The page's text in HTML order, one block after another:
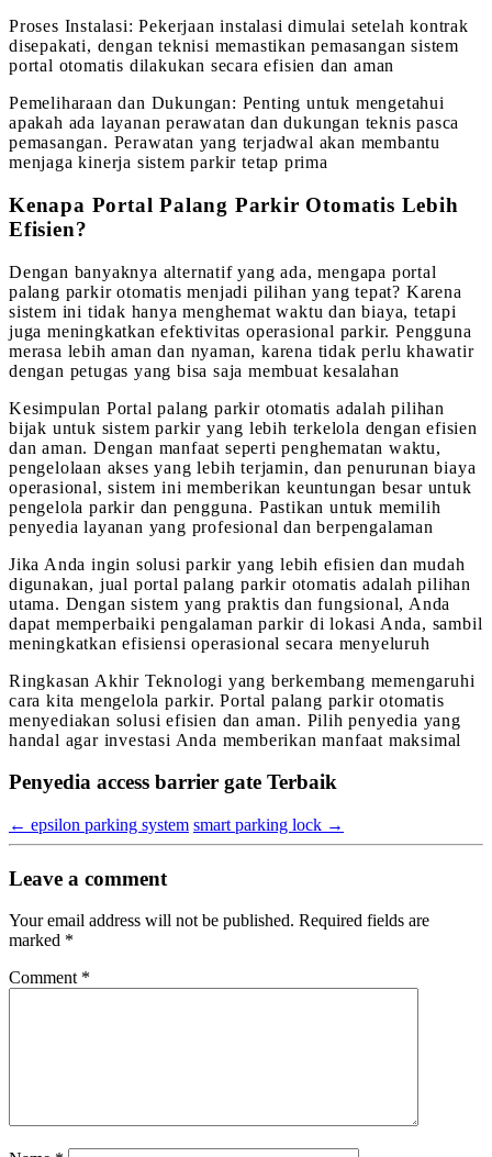
Proses Instalasi: Pekerjaan instalasi dimulai setelah kontrak
disepakati, dengan teknisi memastikan pemasangan sistem
portal otomatis dilakukan secara efisien dan aman
Pemeliharaan dan Dukungan: Penting untuk mengetahui
apakah ada layanan perawatan dan dukungan teknis pasca
pemasangan. Perawatan yang terjadwal akan membantu
menjaga kinerja sistem parkir tetap prima
Kenapa Portal Palang Parkir Otomatis Lebih
Efisien?
Dengan banyaknya alternatif yang ada, mengapa portal
palang parkir otomatis menjadi pilihan yang tepat? Karena
sistem ini tidak hanya menghemat waktu dan biaya, tetapi
juga meningkatkan efektivitas operasional parkir. Pengguna
merasa lebih aman dan nyaman, karena tidak perlu khawatir
dengan petugas yang bisa saja membuat kesalahan
Kesimpulan Portal palang parkir otomatis adalah pilihan
bijak untuk sistem parkir yang lebih terkelola dengan efisien
dan aman. Dengan manfaat seperti penghematan waktu,
pengelolaan akses yang lebih terjamin, dan penurunan biaya
operasional, sistem ini memberikan keuntungan besar untuk
pengelola parkir dan pengguna. Pastikan untuk memilih
penyedia layanan yang profesional dan berpengalaman
Jika Anda ingin solusi parkir yang lebih efisien dan mudah
digunakan, jual portal palang parkir otomatis adalah pilihan
utama. Dengan sistem yang praktis dan fungsional, Anda
dapat memperbaiki pengalaman parkir di lokasi Anda, sambil
meningkatkan efisiensi operasional secara menyeluruh
Ringkasan Akhir Teknologi yang berkembang memengaruhi
cara kita mengelola parkir. Portal palang parkir otomatis
menyediakan solusi efisien dan aman. Pilih penyedia yang
handal agar investasi Anda memberikan manfaat maksimal
Penyedia access barrier gate Terbaik
← epsilon parking system smart parking lock →
Leave a comment
Your email address will not be published. Required fields are
marked *
Comment *